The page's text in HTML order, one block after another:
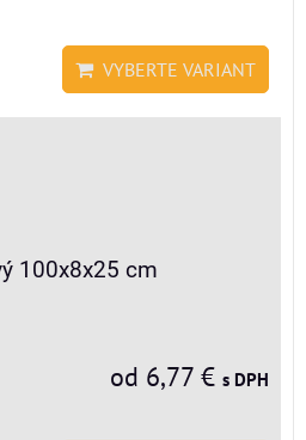
VYBERTE VARIANT
100x8x25 cm
od 6,77 € s DPH